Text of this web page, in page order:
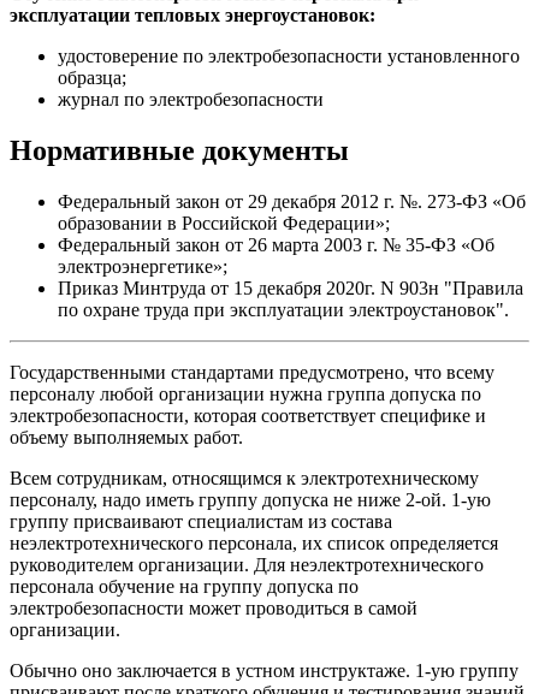
эксплуатации тепловых энергоустановок:
удостоверение по электробезопасности установленного
образца;
журнал по электробезопасности
Нормативные документы
Федеральный закон от 29 декабря 2012 г. №. 273-ФЗ «Об
образовании в Российской Федерации»;
Федеральный закон от 26 марта 2003 г. № 35-ФЗ «Об
электроэнергетике»;
Приказ Минтруда от 15 декабря 2020г. N 903н "Правила
по охране труда при эксплуатации электроустановок".
Государственными стандартами предусмотрено, что всему
персоналу любой организации нужна группа допуска по
электробезопасности, которая соответствует специфике и
объему выполняемых работ.
Всем сотрудникам, относящимся к электротехническому
персоналу, надо иметь группу допуска не ниже 2-ой. 1-ую
группу присваивают специалистам из состава
неэлектротехнического персонала, их список определяется
руководителем организации. Для неэлектротехнического
персонала обучение на группу допуска по
электробезопасности может проводиться в самой
организации.
Обычно оно заключается в устном инструктаже. 1-ую группу